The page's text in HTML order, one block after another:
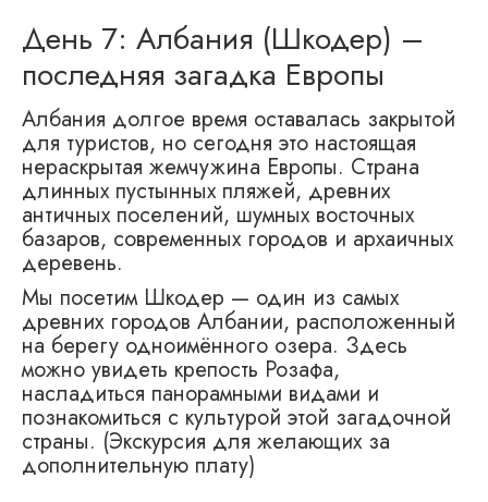
День 7: Албания (Шкодер) –
последняя загадка Европы
Албания долгое время оставалась закрытой
для туристов, но сегодня это настоящая
нераскрытая жемчужина Европы. Страна
длинных пустынных пляжей, древних
античных поселений, шумных восточных
базаров, современных городов и архаичных
деревень.
Мы посетим Шкодер — один из самых
древних городов Албании, расположенный
на берегу одноимённого озера. Здесь
можно увидеть крепость Розафа,
насладиться панорамными видами и
познакомиться с культурой этой загадочной
страны. (Экскурсия для желающих за
дополнительную плату)